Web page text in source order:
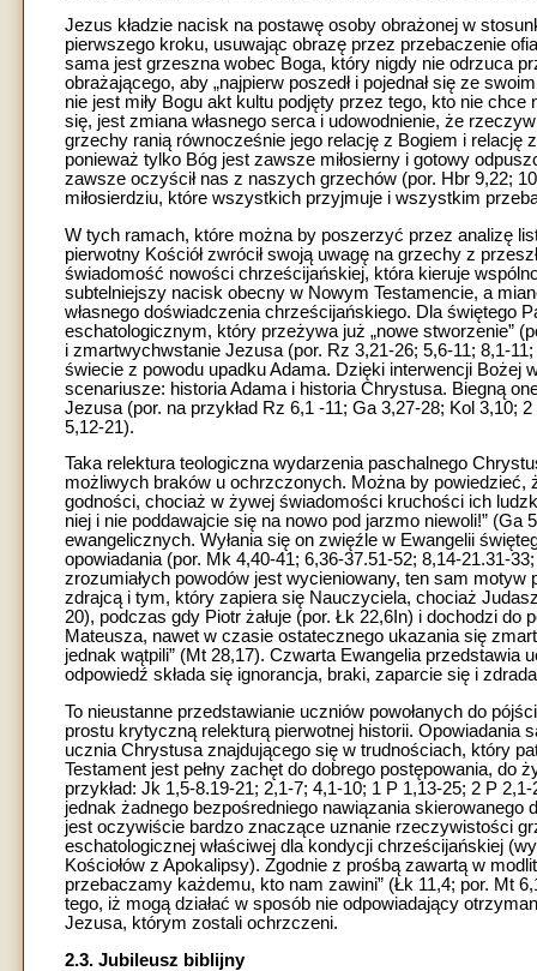
Jezus kładzie nacisk na postawę osoby obrażonej w
pierwszego kroku, usuwając obrazę przez przebaczenie
sama jest grzeszna wobec Boga, który nigdy nie odrzuca
obrażającego, aby „najpierw poszedł i pojednał się ze
nie jest miły Bogu akt kultu podjęty przez tego, kto nie
się, jest zmiana własnego serca i udowodnienie, że
grzechy ranią równocześnie jego relację z Bogiem i
ponieważ tylko Bóg jest zawsze miłosierny i gotowy
zawsze oczyścił nas z naszych grzechów (por. Hbr 9,22;
miłosierdziu, które wszystkich przyjmuje i wszystkim
W tych ramach, które można by poszerzyć przez analizę
pierwotny Kościół zwrócił swoją uwagę na grzechy z
świadomość nowości chrześcijańskiej, która kieruje
subtelniejszy nacisk obecny w Nowym Testamencie, a
własnego doświadczenia chrześcijańskiego. Dla świętego
eschatologicznym, który przeżywa już „nowe stworzenie”
i zmartwychwstanie Jezusa (por. Rz 3,21-26; 5,6-11; 8,1-
świecie z powodu upadku Adama. Dzięki interwencji
scenariusze: historia Adama i historia Chrystusa. Biegną
Jezusa (por. na przykład Rz 6,1 -11; Ga 3,27-28; Kol 3,10;
5,12-21).
Taka relektura teologiczna wydarzenia paschalnego
możliwych braków u ochrzczonych. Można by powiedzieć,
godności, chociaż w żywej świadomości kruchości ich
niej i nie poddawajcie się na nowo pod jarzmo niewoli!”
ewangelicznych. Wyłania się on zwięźle w Ewangelii
opowiadania (por. Mk 4,40-41; 6,36-37.51-52; 8,14-21.31-
zrozumiałych powodów jest wycieniowany, ten sam
zdrajcą i tym, który zapiera się Nauczyciela, chociaż
20), podczas gdy Piotr żałuje (por. Łk 22,6In) i dochodzi do
Mateusza, nawet w czasie ostatecznego ukazania się
jednak wątpili” (Mt 28,17). Czwarta Ewangelia
odpowiedź składa się ignorancja, braki, zaparcie się i
To nieustanne przedstawianie uczniów powołanych do
prostu krytyczną relekturą pierwotnej historii. Opowiadania
ucznia Chrystusa znajdującego się w trudnościach, który
Testament jest pełny zachęt do dobrego postępowania, do
przykład: Jk 1,5-8.19-21; 2,1-7; 4,1-10; 1 P 1,13-25; 2 P
jednak żadnego bezpośredniego nawiązania
jest oczywiście bardzo znaczące uznanie rzeczywistości
eschatologicznej właściwej dla kondycji chrześcijańskiej
Kościołów z Apokalipsy). Zgodnie z prośbą zawartą w
przebaczamy każdemu, kto nam zawini” (Łk 11,4; por. Mt
tego, iż mogą działać w sposób nie odpowiadający
Jezusa, którym zostali ochrzczeni.
2.3. Jubileusz biblijny